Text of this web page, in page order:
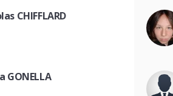
CHIFFLARD
GONELLA